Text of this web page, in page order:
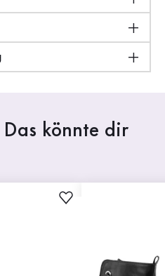
Das könnte dir